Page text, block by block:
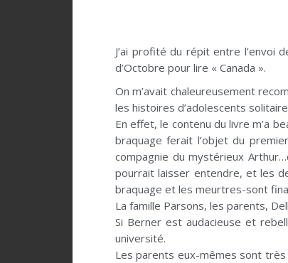
J’ai profité du répit entre
d’Octobre pour lire « Canada ».
On m’avait chaleureusement
les histoires d’adolescents
En effet, le contenu du livre m’a
braquage ferait l’objet du
compagnie du mystérieux
pourrait laisser entendre, et les
braquage et les meurtres-sont
La famille Parsons, les parents,
Si Berner est audacieuse et
université.
Les parents eux-mêmes sont très